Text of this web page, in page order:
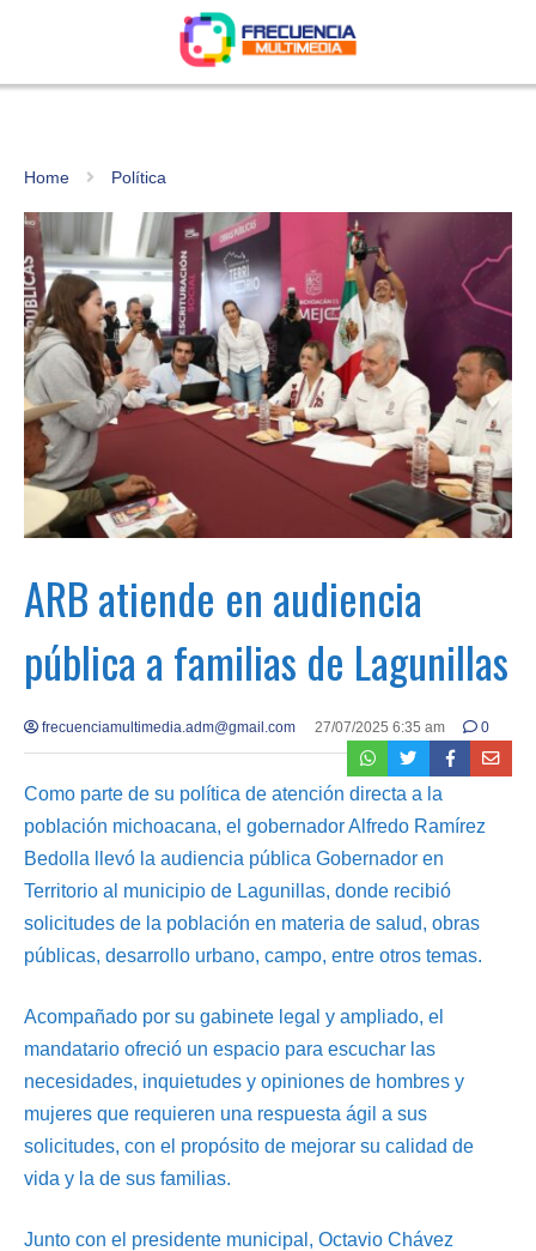
Home Política
ARB atiende en audiencia
pública a familias de Lagunillas
frecuenciamultimedia.adm@gmail.com 27/07/2025 6:35 am 0
Como parte de su política de atención directa a la
población michoacana, el gobernador Alfredo Ramírez
Bedolla llevó la audiencia pública Gobernador en
Territorio al municipio de Lagunillas, donde recibió
solicitudes de la población en materia de salud, obras
públicas, desarrollo urbano, campo, entre otros temas.
Acompañado por su gabinete legal y ampliado, el
mandatario ofreció un espacio para escuchar las
necesidades, inquietudes y opiniones de hombres y
mujeres que requieren una respuesta ágil a sus
solicitudes, con el propósito de mejorar su calidad de
vida y la de sus familias.
Junto con el presidente municipal, Octavio Chávez